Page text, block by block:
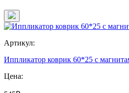
Артикул:
Иппликатор коврик 60*25 с
Цена: